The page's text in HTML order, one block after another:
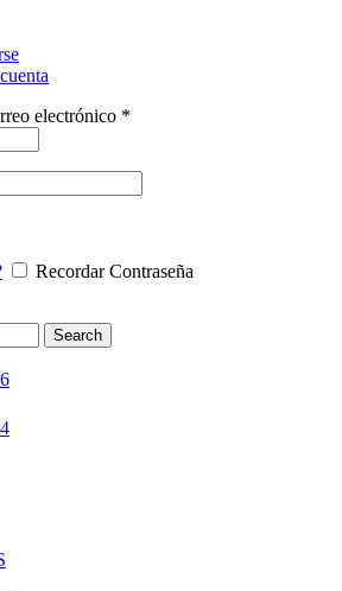
electrónico *
Recordar Contraseña
Search